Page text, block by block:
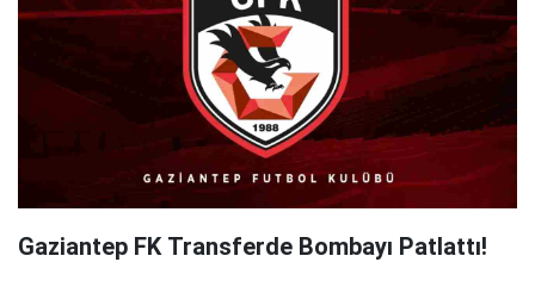
Gaziantep FK Transferde Bombayı Patlattı!